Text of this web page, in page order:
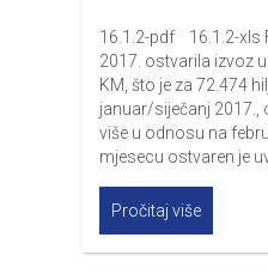
16.1.2-pdf 16.1.2-xls
2017. ostvarila izvoz
KM, što je za 72.474
januar/siječanj 2017.,
više u odnosu na
mjesecu ostvaren je
Pročitaj više